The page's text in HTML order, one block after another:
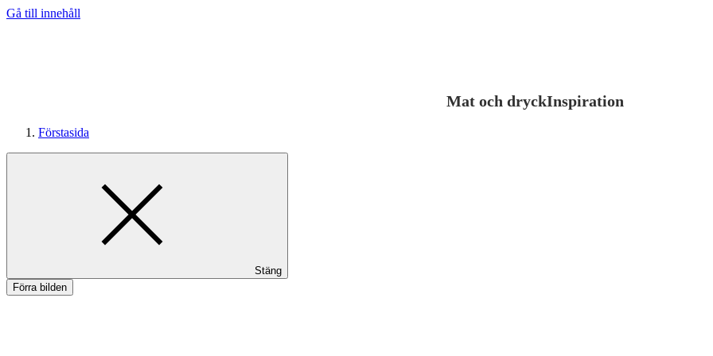
Gå till innehåll
Mat och dryckInspiration
Mat och dryck
Inspiration
Förstasida
Stäng
Förra bilden